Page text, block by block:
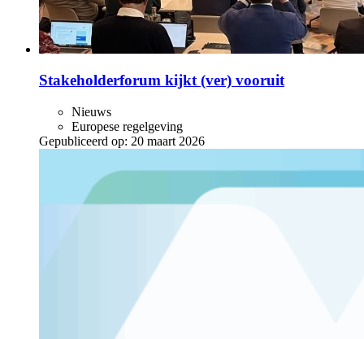
Stakeholderforum kijkt (ver) vooruit
Nieuws
Europese regelgeving
Gepubliceerd op: 20 maart 2026